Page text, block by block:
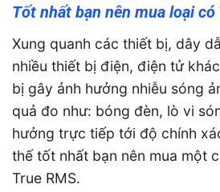
Tốt nhất bạn nên mua loại có
Xung quanh các thiết bị, dây
nhiều thiết bị điện, điện tử
bị gây ảnh hưởng nhiễu sóng
quả đo như: bóng đèn, lò vi
hưởng trực tiếp tới độ chính
thế tốt nhất bạn nên mua một
True RMS.